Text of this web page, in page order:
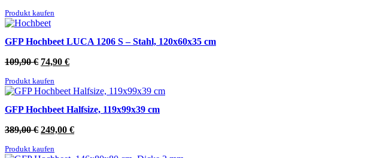
war:
2.329,00 €
Produkt kaufen
GFP Hochbeet LUCA 1206 S – Stahl, 120x60x35 cm
109,90€ Ursprünglicher
war:
109,90 €
74,90 €Aktueller
74,90 €.
Produkt kaufen
GFP Hochbeet Halfsize, 119x99x39 cm
389,00€ Ursprünglicher
war:
249,00 €Aktueller
Produkt kaufen